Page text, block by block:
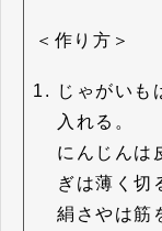
＜作り方＞
じゃがいも
入れる。
にんじんは
ぎは薄く切
絹さやは筋